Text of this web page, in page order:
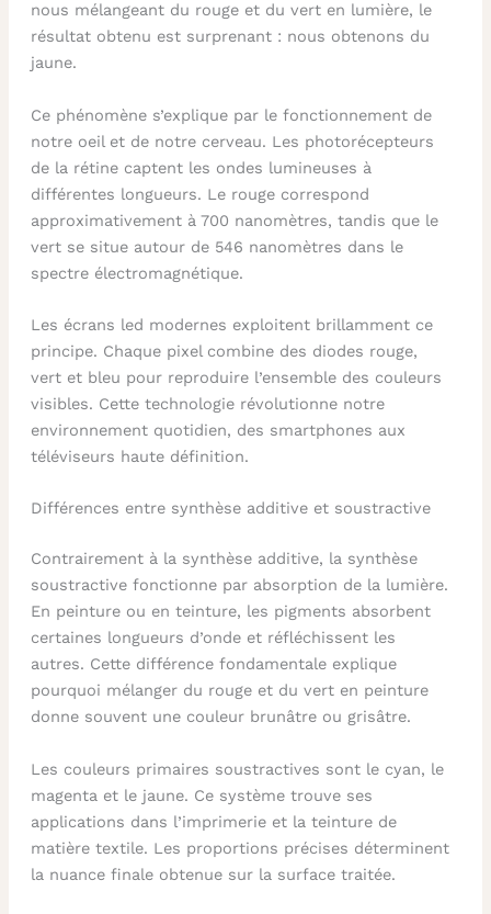
nous mélangeant du rouge et du vert en lumière, le
résultat obtenu est surprenant : nous obtenons du
jaune.
Ce phénomène s’explique par le fonctionnement de
notre oeil et de notre cerveau. Les photorécepteurs
de la rétine captent les ondes lumineuses à
différentes longueurs. Le rouge correspond
approximativement à 700 nanomètres, tandis que le
vert se situe autour de 546 nanomètres dans le
spectre électromagnétique.
Les écrans led modernes exploitent brillamment ce
principe. Chaque pixel combine des diodes rouge,
vert et bleu pour reproduire l’ensemble des couleurs
visibles. Cette technologie révolutionne notre
environnement quotidien, des smartphones aux
téléviseurs haute définition.
Différences entre synthèse additive et soustractive
Contrairement à la synthèse additive, la synthèse
soustractive fonctionne par absorption de la lumière.
En peinture ou en teinture, les pigments absorbent
certaines longueurs d’onde et réfléchissent les
autres. Cette différence fondamentale explique
pourquoi mélanger du rouge et du vert en peinture
donne souvent une couleur brunâtre ou grisâtre.
Les couleurs primaires soustractives sont le cyan, le
magenta et le jaune. Ce système trouve ses
applications dans l’imprimerie et la teinture de
matière textile. Les proportions précises déterminent
la nuance finale obtenue sur la surface traitée.